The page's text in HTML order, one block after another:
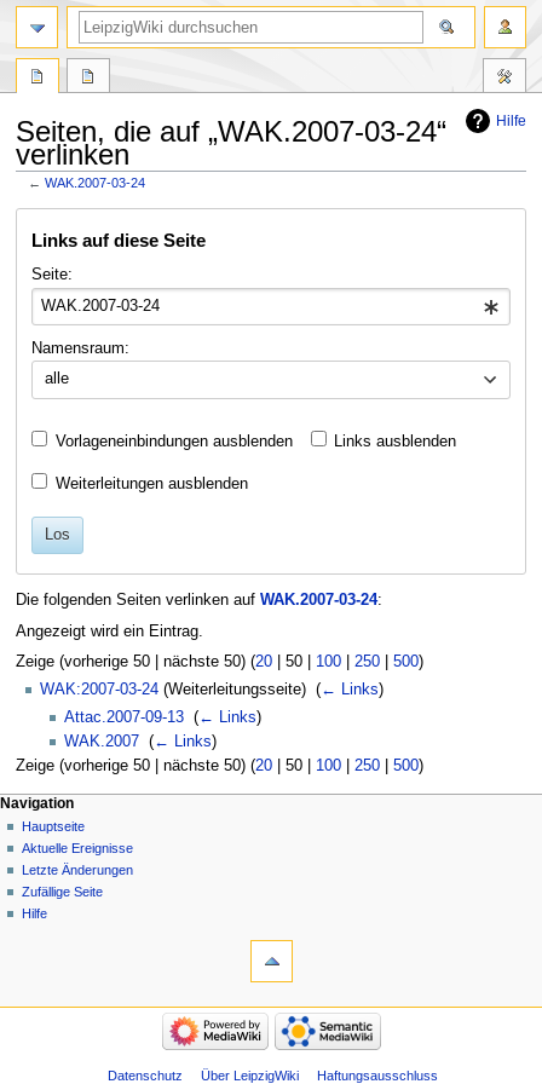
Hilfe
Seiten, die auf „WAK.2007-03-24“
verlinken
←WAK.2007-03-24
Navigation
Suche
Links auf diese Seite
Seite:
Namensraum:
alle
Vorlageneinbindungen ausblenden Links ausblenden
Weiterleitungen ausblenden
Los
Die folgenden Seiten verlinken auf WAK.2007-03-24:
Angezeigt wird ein Eintrag.
Zeige (vorherige 50| nächste 50) (20| 50| 100| 250| 500)
WAK:2007-03-24 (Weiterleitungsseite) ‎ (← Links)
Attac.2007-09-13 ‎(← Links)
WAK.2007 ‎(← Links)
Zeige (vorherige 50| nächste 50) (20| 50| 100| 250| 500)
Navigation
Hauptseite
Aktuelle Ereignisse
Letzte Änderungen
Zufällige Seite
Hilfe
Datenschutz Über LeipzigWiki Haftungsausschluss